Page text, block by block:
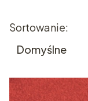
Lista
Sortowanie:
Domyślne